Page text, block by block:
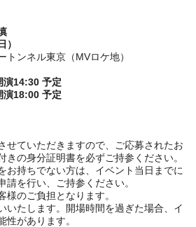
）
トンネル東京（MVロケ地）
演14:30 予定
演18:00 予定
せていただきますので、ご応募されたお
きの身分証明書を必ずご持参ください。
お持ちでない方は、イベント当日までに
請を行い、ご持参ください。
のご負担となります。
いたします。開場時間を過ぎた場合、イ
性があります。